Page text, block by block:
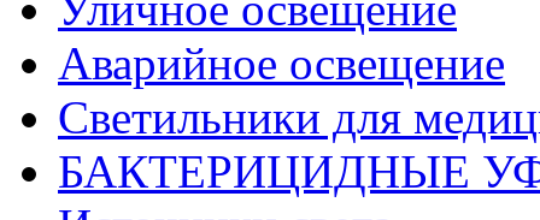
Аварийное освещение
Светильники для
БАКТЕРИЦИДНЫЕ